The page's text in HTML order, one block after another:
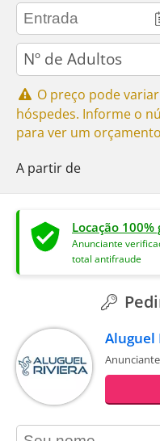
adults
O preço pode
hóspedes. Informe o
para ver um
A partir de
Locação
Anunciante
total antifraude
Aluguel
contact_name